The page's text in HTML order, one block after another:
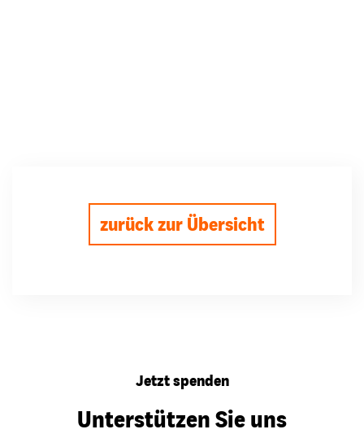
zurück zur Übersicht
Jetzt spenden
Unterstützen Sie uns